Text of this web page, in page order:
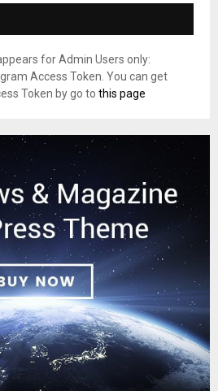
for Admin Users only:
Access Token. You can get
Token by go to this page